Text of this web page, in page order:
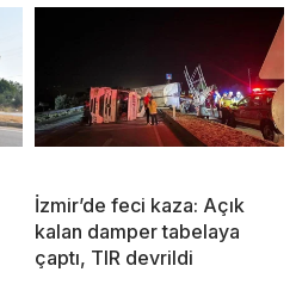
İzmir’de feci kaza: Açık
kalan damper tabelaya
çaptı, TIR devrildi